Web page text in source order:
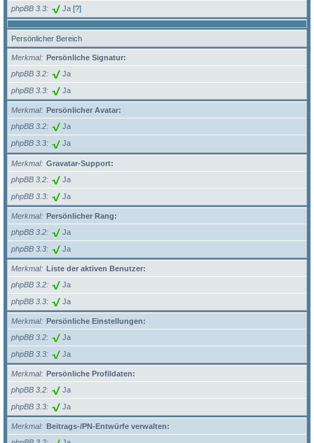
phpBB 3.3 Ja [?]
Persönlicher Bereich
Merkmal
Persönliche Signatur:
phpBB 3.2
Ja
phpBB 3.3 Ja
Merkmal
Persönlicher Avatar:
phpBB 3.2
Ja
phpBB 3.3 Ja
Merkmal
Gravatar-Support:
phpBB 3.2
Ja
phpBB 3.3 Ja
Merkmal
Persönlicher Rang:
phpBB 3.2
Ja
phpBB 3.3 Ja
Merkmal
Liste der aktiven Benutzer:
phpBB 3.2
Ja
phpBB 3.3 Ja
Merkmal
Persönliche Einstellungen:
phpBB 3.2
Ja
phpBB 3.3 Ja
Merkmal
Persönliche Profildaten:
phpBB 3.2
Ja
phpBB 3.3 Ja
Merkmal
Beitrags-/PN-Entwürfe verwalten: